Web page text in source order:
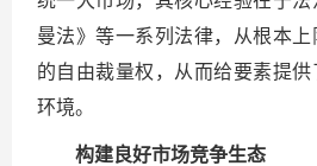
曼法》等一系列法律，从根本
的自由裁量权，从而给要素提
环境。
构建良好市场竞争生态